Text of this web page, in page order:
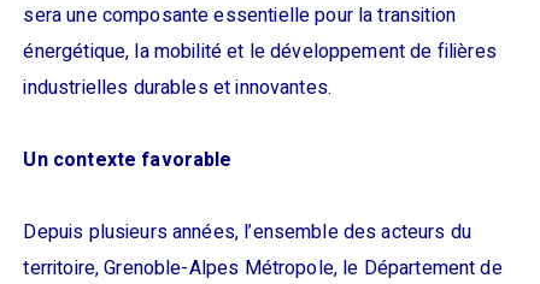
sera une composante essentielle pour la transition
énergétique, la mobilité et le développement de filières
industrielles durables et innovantes.
Un contexte favorable
Depuis plusieurs années, l’ensemble des acteurs du
territoire, Grenoble-Alpes Métropole, le Département de